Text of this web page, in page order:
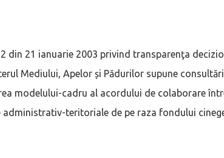
din 21 ianuarie 2003 privind transparenţa
Mediului, Apelor și Pădurilor supune
modelului-cadru al acordului de colaborare
teritoriale de pe raza fondului